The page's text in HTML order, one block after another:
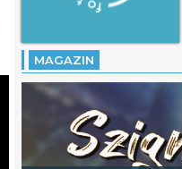
MAGAZIN